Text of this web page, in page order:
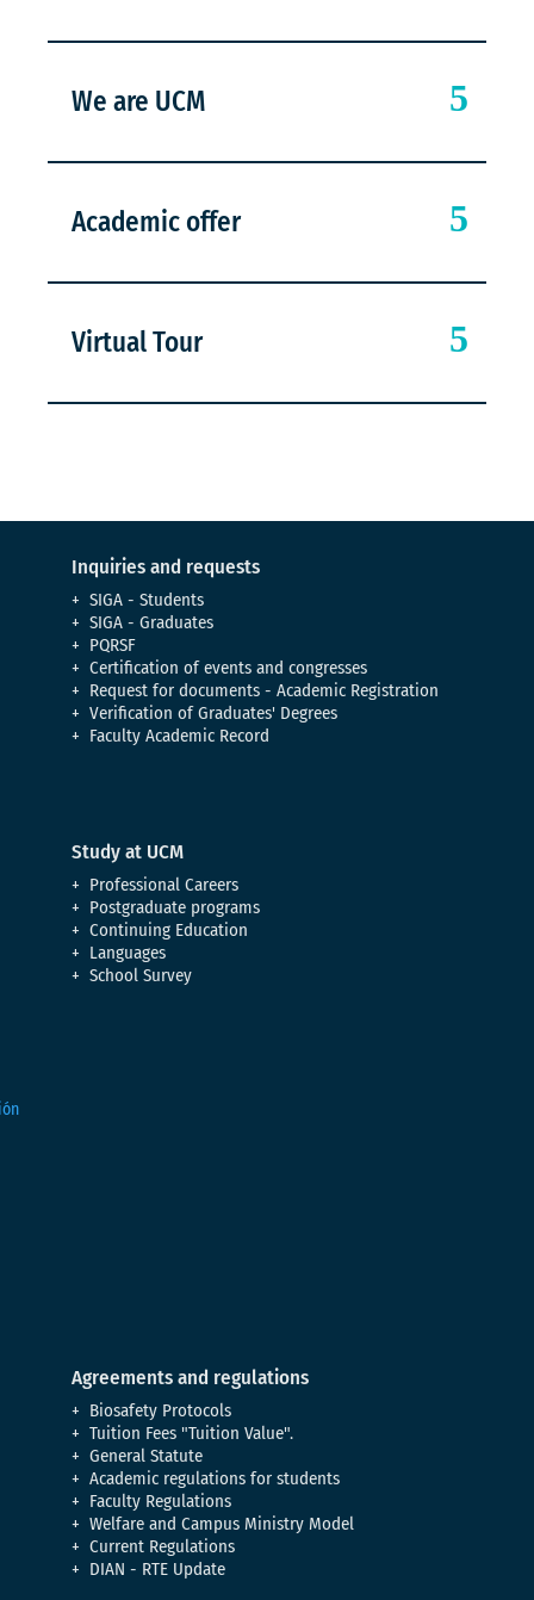
We are UCM
Academic offer
Virtual Tour
Inquiries and requests
SIGA - Students
SIGA - Graduates
PQRSF
Certification of events and congresses
Request for documents - Academic Registration
Verification of Graduates' Degrees
Faculty Academic Record
Study at UCM
Professional Careers
Postgraduate programs
Continuing Education
Languages
School Survey
Agreements and regulations
Biosafety Protocols
Tuition Fees "Tuition Value".
General Statute
Academic regulations for students
Faculty Regulations
Welfare and Campus Ministry Model
Current Regulations
DIAN - RTE Update